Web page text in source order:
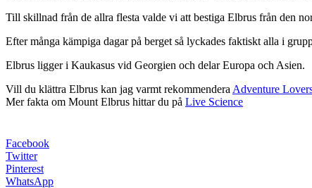
Till skillnad från de allra flesta valde vi att bestiga Elbrus från den
Efter många kämpiga dagar på berget så lyckades faktiskt alla i
Elbrus ligger i Kaukasus vid Georgien och delar Europa och Asien.
Vill du klättra Elbrus kan jag varmt rekommendera Adventure
Mer fakta om Mount Elbrus hittar du på Live Science
Facebook
Twitter
Pinterest
WhatsApp